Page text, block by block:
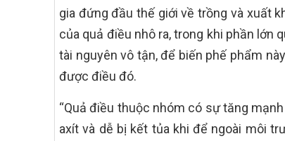
gia đứng đầu thế giới về trồng và xuất
của quả điều nhô ra, trong khi phần lớn
tài nguyên vô tận, để biến phế phẩm
được điều đó.
“Quả điều thuộc nhóm có sự tăng
axít và dễ bị kết tủa khi để ngoài môi